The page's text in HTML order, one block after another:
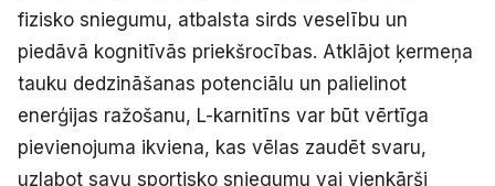
fizisko sniegumu, atbalsta sirds veselību un
piedāvā kognitīvās priekšrocības. Atklājot ķermeņa
tauku dedzināšanas potenciālu un palielinot
enerģijas ražošanu, L-karnitīns var būt vērtīga
pievienojuma ikviena, kas vēlas zaudēt svaru,
uzlabot savu sportisko sniegumu vai vienkārši